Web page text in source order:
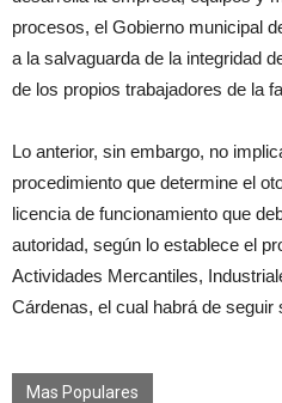
procesos, el Gobierno municipal
a la salvaguarda de la integridad
de los propios trabajadores de la
Lo anterior, sin embargo, no
procedimiento que determine el
licencia de funcionamiento que
autoridad, según lo establece el
Actividades Mercantiles,
Cárdenas, el cual habrá de seguir
Mas Populares